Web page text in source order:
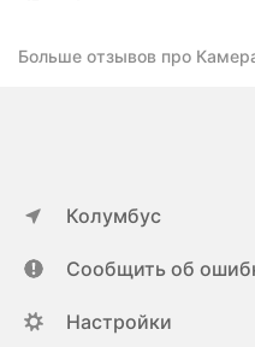
Больше отзывов про
Колумбус
Сообщить об
Настройки